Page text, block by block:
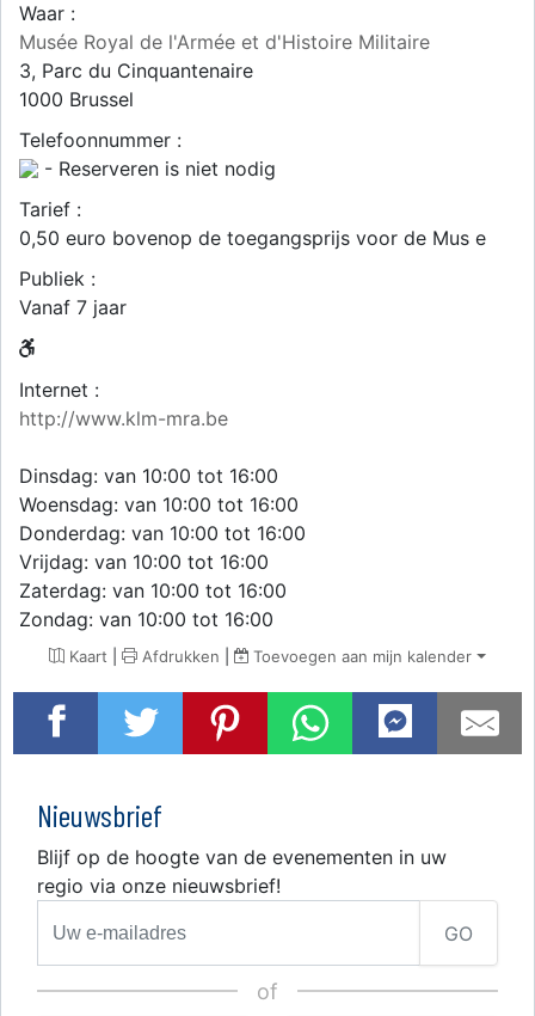
Waar :
Musée Royal de l'Armée et d'Histoire Militaire
3, Parc du Cinquantenaire
1000 Brussel
Telefoonnummer :
- Reserveren is niet nodig
Tarief :
0,50 euro bovenop de toegangsprijs voor de Mus e
Publiek :
Vanaf 7 jaar
Internet :
http://www.klm-mra.be
Dinsdag: van 10:00 tot 16:00
Woensdag: van 10:00 tot 16:00
Donderdag: van 10:00 tot 16:00
Vrijdag: van 10:00 tot 16:00
Zaterdag: van 10:00 tot 16:00
Zondag: van 10:00 tot 16:00
Kaart | Afdrukken | Toevoegen aan mijn kalender
Nieuwsbrief
Blijf op de hoogte van de evenementen in uw
regio via onze nieuwsbrief!
GO
of